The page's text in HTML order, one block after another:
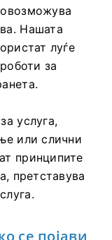
Нашата
луѓе
за
услуга,
или слични
принципите
претставува
се појави